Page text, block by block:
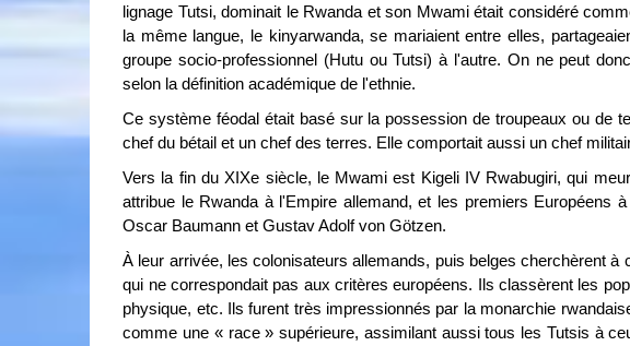
lignage Tutsi, dominait le Rwanda et son Mwami était considéré
la même langue, le kinyarwanda, se mariaient entre elles,
groupe socio-professionnel (Hutu ou Tutsi) à l'autre. On ne peut
selon la définition académique de l'ethnie.
Ce système féodal était basé sur la possession de troupeaux ou de
chef du bétail et un chef des terres. Elle comportait aussi un chef
Vers la fin du XIXe siècle, le Mwami est Kigeli IV Rwabugiri, qui
attribue le Rwanda à l'Empire allemand, et les premiers Européens
Oscar Baumann et Gustav Adolf von Götzen.
À leur arrivée, les colonisateurs allemands, puis belges cherchèrent
qui ne correspondait pas aux critères européens. Ils classèrent les
physique, etc. Ils furent très impressionnés par la monarchie
comme une « race » supérieure, assimilant aussi tous les Tutsis à